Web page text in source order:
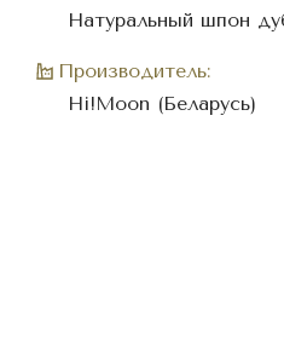
Натуральный шпон
Производитель:
Hi!Moon (Беларусь)